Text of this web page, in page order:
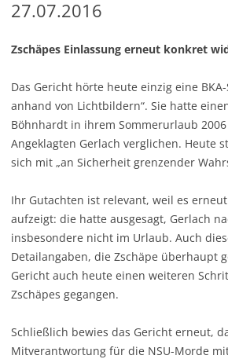
27.07.2016
Zschäpes Einlassung erneut konkret
Das Gericht hörte heute einzig eine
anhand von Lichtbildern“. Sie hatte
Böhnhardt in ihrem Sommerurlaub
Angeklagten Gerlach verglichen. Heute
sich mit „an Sicherheit grenzender
Ihr Gutachten ist relevant, weil es
aufzeigt: die hatte ausgesagt, Gerlach
insbesondere nicht im Urlaub. Auch
Detailangaben, die Zschäpe überhaupt
Gericht auch heute einen weiteren
Zschäpes gegangen.
Schließlich bewies das Gericht erneut,
Mitverantwortung für die NSU-Morde